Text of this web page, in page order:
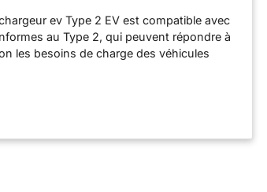
ev Type 2 EV est compatible avec
au Type 2, qui peuvent répondre à
les besoins de charge des véhicules
plus efficace et plus sûr. 【Garantie de
est équipée d'une puce de
les surtensions, une protection contre les